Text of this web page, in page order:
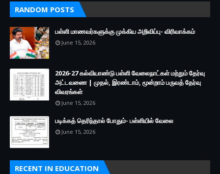
RANDOM POSTS
பள்ளி மாணவர்களுக்கு முக்கிய அறிவிப்பு- விரிவாக்கம்
June 15, 2026
2026-27 கல்வியாண்டு பள்ளி வேலைநாட்கள் மற்றும் தேர்வு
அட்டவணை | முதல், இரண்டாம், மூன்றாம் பருவத் தேர்வு
விவரங்கள்
June 15, 2026
படிக்கத் தெரிந்தால் போதும்- பள்ளியில் வேலை
June 15, 2026
RECENT IN EDUCATION